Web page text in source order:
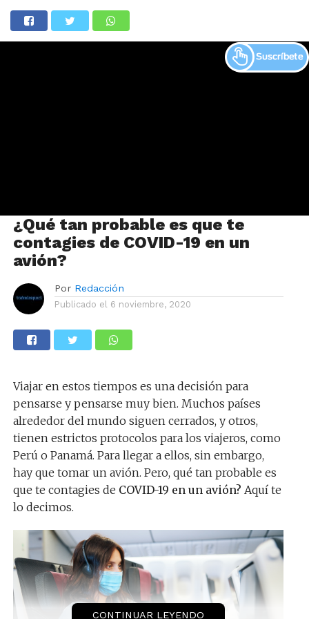
¿Qué tan probable es que te
contagies de COVID-19 en un
avión?
Por Redacción
Publicado el 6 noviembre, 2020
Viajar en estos tiempos es una decisión para
pensarse y pensarse muy bien. Muchos países
alrededor del mundo siguen cerrados, y otros,
tienen estrictos protocolos para los viajeros, como
Perú o Panamá. Para llegar a ellos, sin embargo,
hay que tomar un avión. Pero, qué tan probable es
que te contagies de COVID-19 en un avión? Aquí te
lo decimos.
CONTINUAR LEYENDO